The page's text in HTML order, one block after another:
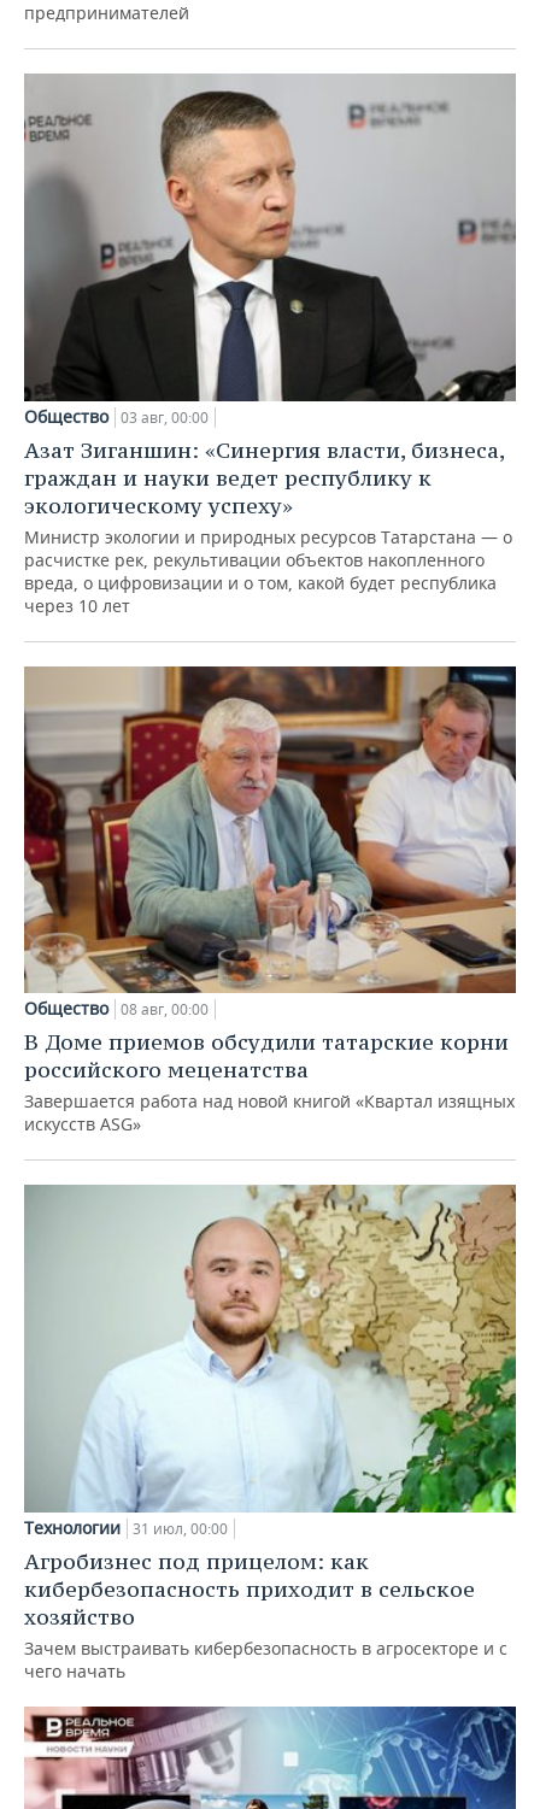
предпринимателей
Общество 03 авг, 00:00
Азат Зиганшин: «Синергия власти, бизнеса,
граждан и науки ведет республику к
экологическому успеху»
Министр экологии и природных ресурсов Татарстана — о
расчистке рек, рекультивации объектов накопленного
вреда, о цифровизации и о том, какой будет республика
через 10 лет
Общество 08 авг, 00:00
В Доме приемов обсудили татарские корни
российского меценатства
Завершается работа над новой книгой «Квартал изящных
искусств ASG»
Технологии 31 июл, 00:00
Агробизнес под прицелом: как
кибербезопасность приходит в сельское
хозяйство
Зачем выстраивать кибербезопасность в агросекторе и с
чего начать